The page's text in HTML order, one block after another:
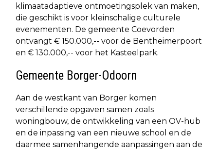
klimaatadaptieve ontmoetingsplek van maken,
die geschikt is voor kleinschalige culturele
evenementen. De gemeente Coevorden
ontvangt € 150.000,-- voor de Bentheimerpoort
en € 130.000,-- voor het Kasteelpark.
Gemeente Borger-Odoorn
Aan de westkant van Borger komen
verschillende opgaven samen zoals
woningbouw, de ontwikkeling van een OV-hub
en de inpassing van een nieuwe school en de
daarmee samenhangende aanpassingen aan de